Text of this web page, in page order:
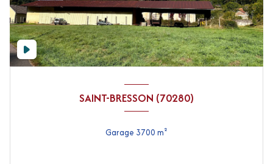
SAINT-BRESSON (70280)
Garage 3700 m²